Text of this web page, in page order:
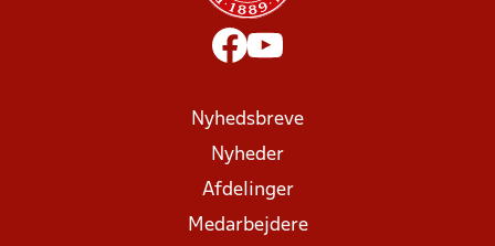
Nyhedsbreve
Nyheder
Afdelinger
Medarbejdere